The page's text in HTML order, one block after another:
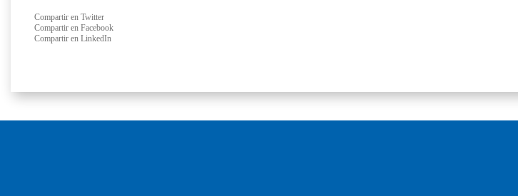
Compartir en Twitter
Compartir en Facebook
Compartir en LinkedIn